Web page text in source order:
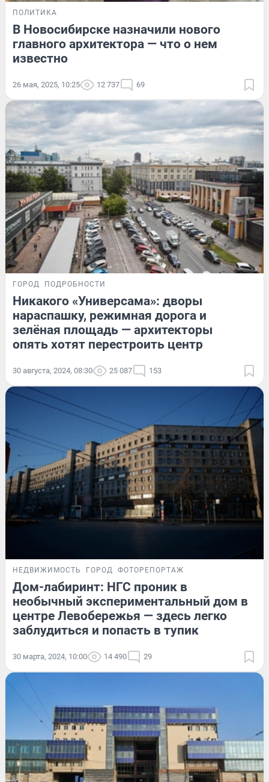
ПОЛИТИКА
В Новосибирске назначили нового
главного архитектора — что о нем
известно
26 мая, 2025, 10:25 12 737 69
ГОРОД ПОДРОБНОСТИ
Никакого «Универсама»: дворы
нараспашку, режимная дорога и
зелёная площадь — архитекторы
опять хотят перестроить центр
30 августа, 2024, 08:30 25 087 153
НЕДВИЖИМОСТЬ ГОРОД ФОТОРЕПОРТАЖ
Дом-лабиринт: НГС проник в
необычный экспериментальный дом в
центре Левобережья — здесь легко
заблудиться и попасть в тупик
30 марта, 2024, 10:00 14 490 29